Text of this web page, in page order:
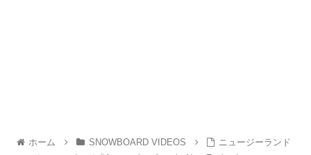
ホーム SNOWBOARD VIDEOS
ニュージーランド